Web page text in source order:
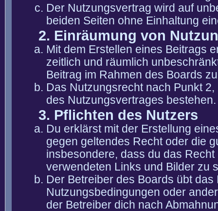
Der Nutzungsvertrag wird auf
beiden Seiten ohne Einhaltung
2. Einräumung von
Mit dem Erstellen eines Beitrags
zeitlich und räumlich
Beitrag im Rahmen des Boards
Das Nutzungsrecht nach Punkt
des Nutzungsvertrages bestehen.
3. Pflichten des Nutzers
Du erklärst mit der Erstellung
gegen geltendes Recht oder die
insbesondere, dass du das
verwendeten Links und Bilder zu
Der Betreiber des Boards übt
Nutzungsbedingungen oder
der Betreiber dich nach